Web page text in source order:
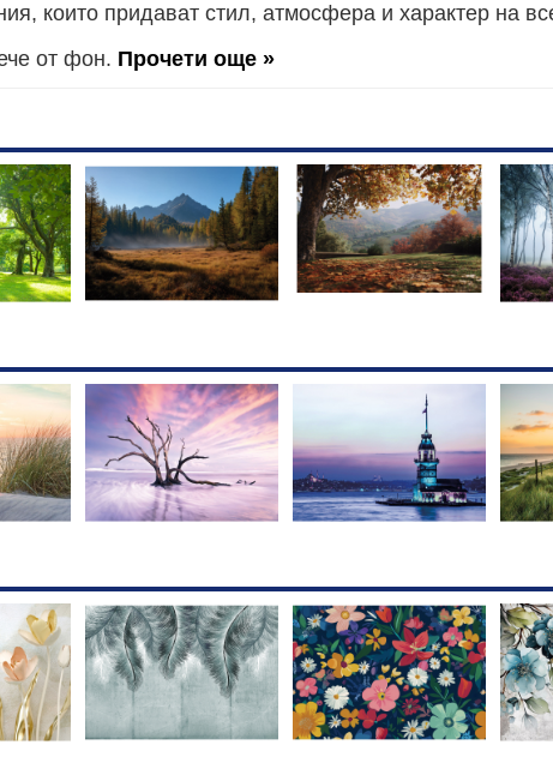
които придават стил, атмосфера и характер на
от фон. Прочети още »